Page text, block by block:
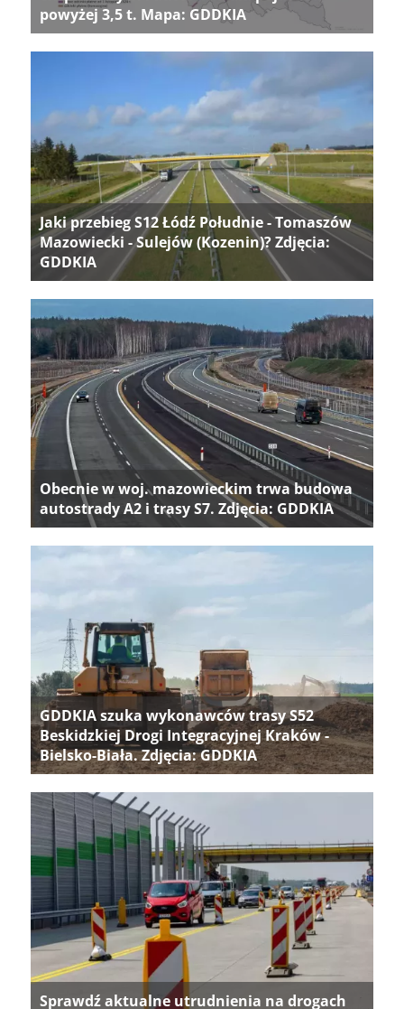
powyżej 3,5 t. Mapa: GDDKIA
Jaki przebieg S12 Łódź Południe - Tomaszów
Mazowiecki - Sulejów (Kozenin)? Zdjęcia:
GDDKIA
Obecnie w woj. mazowieckim trwa budowa
autostrady A2 i trasy S7. Zdjęcia: GDDKIA
GDDKIA szuka wykonawców trasy S52
Beskidzkiej Drogi Integracyjnej Kraków -
Bielsko-Biała. Zdjęcia: GDDKIA
Sprawdź aktualne utrudnienia na drogach